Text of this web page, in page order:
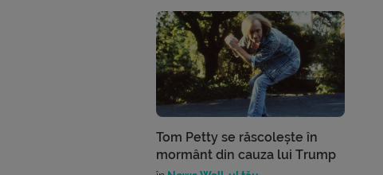
Tom Petty se răscolește în
mormânt din cauza lui Trump